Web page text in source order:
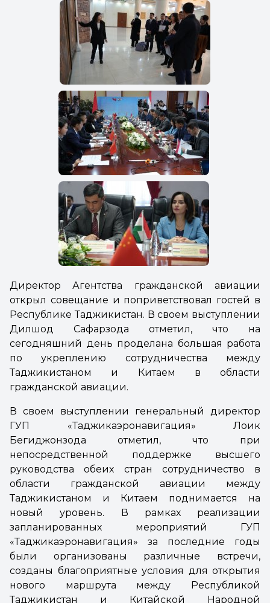
Директор Агентства гражданской авиации
открыл совещание и поприветствовал гостей в
Республике Таджикистан. В своем выступлении
Дилшод Сафарзода отметил, что на
сегодняшний день проделана большая работа
по укреплению сотрудничества между
Таджикистаном и Китаем в области
гражданской авиации.
В своем выступлении генеральный директор
ГУП «Таджикаэронавигация» Лоик
Бегиджонзода отметил, что при
непосредственной поддержке высшего
руководства обеих стран сотрудничество в
области гражданской авиации между
Таджикистаном и Китаем поднимается на
новый уровень. В рамках реализации
запланированных мероприятий ГУП
«Таджикаэронавигация» за последние годы
были организованы различные встречи,
созданы благоприятные условия для открытия
нового маршрута между Республикой
Таджикистан и Китайской Народной